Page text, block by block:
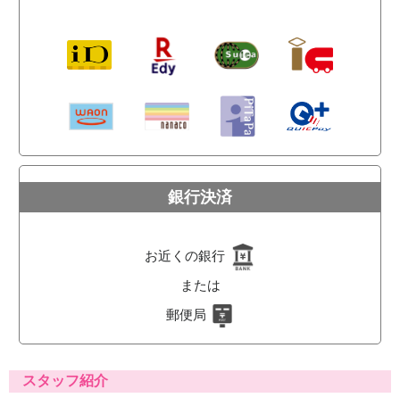
銀行決済
お近くの銀行
または
郵便局
スタッフ紹介